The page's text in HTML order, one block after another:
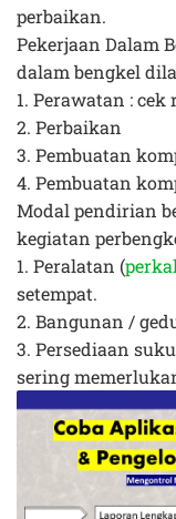
perbaikan.
Pekerjaan Dalam
dalam bengkel
1. Perawatan : cek
2. Perbaikan
3. Pembuatan kom
4. Pembuatan kom
Modal pendirian
kegiatan
1. Peralatan (p
setempat.
2. Bangunan /
3. Persediaan
sering